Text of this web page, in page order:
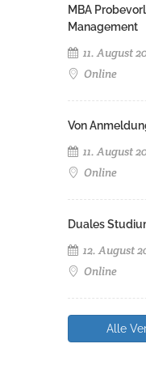
MBA
Management
11. August
Online
Von
11. August
Online
Duales
12. August
Online
Alle